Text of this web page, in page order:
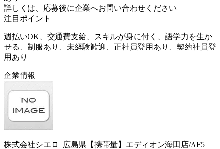
詳しくは、応募後に企業へお問い合わせください
注目ポイント
週払いOK、交通費支給、スキルが身に付く、語学力を生か
せる、制服あり、未経験歓迎、正社員登用あり、契約社員登
用あり
企業情報
株式会社シエロ_広島県【携帯量】エディオン海田店/AF5